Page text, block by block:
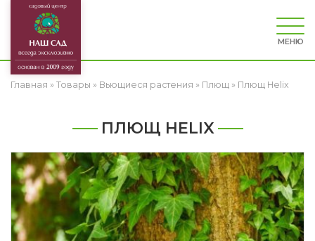
МЕНЮ
Главная » Товары » Вьющиеся растения » Плющ » Плющ Helix
ПЛЮЩ HELIX